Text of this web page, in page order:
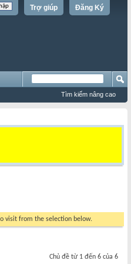
Đăng Ký
Trợ giúp
Tìm kiếm nâng cao
visit from the selection below.
Chủ đề từ 1 đến 6 của 6